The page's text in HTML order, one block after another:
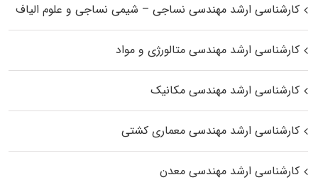
کارشناسی ارشد مهندسی نساجی – شیمی نساجی و علوم الیاف
کارشناسی ارشد مهندسی متالورژی و مواد
کارشناسی ارشد مهندسی مکانیک
کارشناسی ارشد مهندسی معماری کشتی
کارشناسی ارشد مهندسی معدن